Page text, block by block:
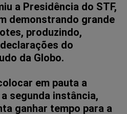
a Presidência do STF,
demonstrando grande
produzindo,
do
da Globo.
em pauta a
segunda instância,
ganhar tempo para a